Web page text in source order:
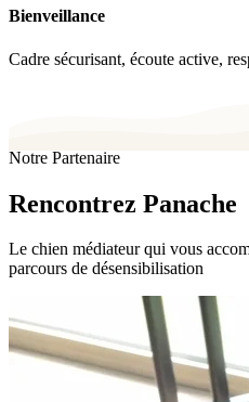
Bienveillance
Cadre sécurisant, écoute active,
Notre Partenaire
Rencontrez Panache
Le chien médiateur qui vous
parcours de désensibilisation